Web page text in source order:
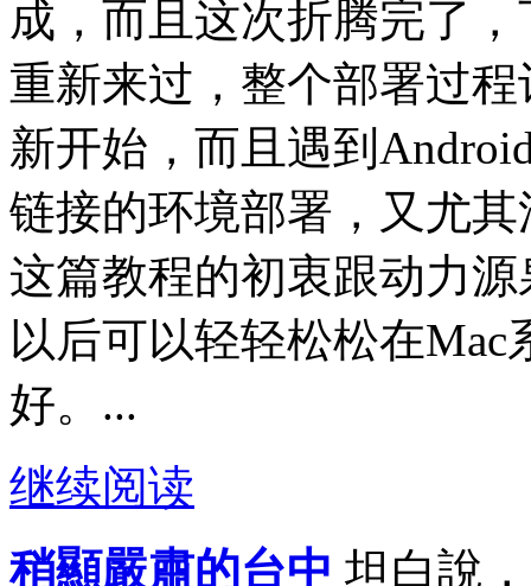
成，而且这次折腾完了
重新来过，整个部署过
新开始，而且遇到
链接的环境部署，又尤
这篇教程的初衷跟动力
以后可以轻轻松松在
好。...
继续阅读
稍顯嚴肅的台中 坦白說